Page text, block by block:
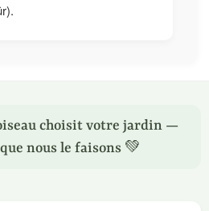
choisit votre jardin —
nous le faisons 💚